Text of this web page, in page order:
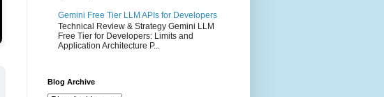
Gemini Free Tier LLM APIs for Developers
Technical Review & Strategy Gemini LLM
Free Tier for Developers: Limits and
Application Architecture P...
Blog Archive